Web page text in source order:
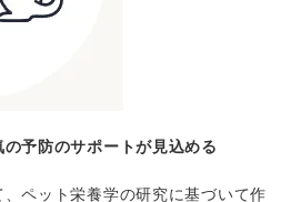
予防のサポートが見込める
ペット栄養学の研究に基づいて作